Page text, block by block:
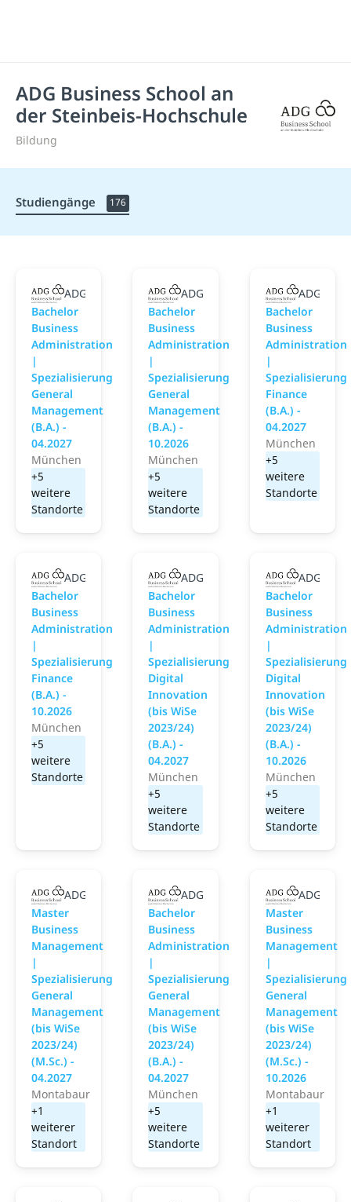
ADG Business School an
der Steinbeis-Hochschule
Bildung
Studiengänge 176
ADG Business School an der Steinbeis-Hochschule
Bachelor
Business
Administration
|
Spezialisierung
General
Management
(B.A.) -
04.2027
München
+5
weitere
Standorte
ADG Business School an der
Bachelor
Business
Administration
|
Spezialisierung
General
Management
(B.A.) -
10.2026
München
+5
weitere
Standorte
ADG
Bachelor
Business
Administration
|
Spezialisierung
Finance
(B.A.) -
04.2027
München
+5
weitere
Standorte
ADG Business School an der Steinbeis-Hochschule
Bachelor
Business
Administration
|
Spezialisierung
Finance
(B.A.) -
10.2026
München
+5
weitere
Standorte
ADG Business School an der
Bachelor
Business
Administration
|
Spezialisierung
Digital
Innovation
(bis WiSe
2023/24)
(B.A.) -
04.2027
München
+5
weitere
Standorte
ADG
Bachelor
Business
Administration
|
Spezialisierung
Digital
Innovation
(bis WiSe
2023/24)
(B.A.) -
10.2026
München
+5
weitere
Standorte
ADG Business School an der Steinbeis-Hochschule
Master
Business
Management
|
Spezialisierung
General
Management
(bis WiSe
2023/24)
(M.Sc.) -
04.2027
Montabaur
+1
weiterer
Standort
ADG Business School an der
Bachelor
Business
Administration
|
Spezialisierung
General
Management
(bis WiSe
2023/24)
(B.A.) -
04.2027
München
+5
weitere
Standorte
ADG
Master
Business
Management
|
Spezialisierung
General
Management
(bis WiSe
2023/24)
(M.Sc.) -
10.2026
Montabaur
+1
weiterer
Standort